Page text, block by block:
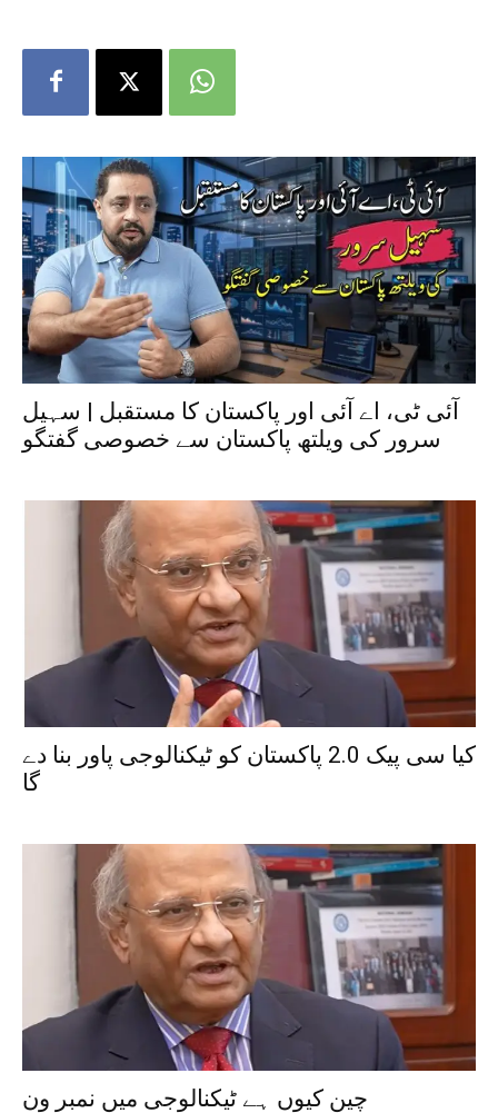
آئی ٹی، اے آئی اور پاکستان کا مستقبل | سہیل
سرور کی ویلتھ پاکستان سے خصوصی گفتگو
کیا سی پیک 2.0 پاکستان کو ٹیکنالوجی پاور بنا دے
گا
چین کیوں ہے ٹیکنالوجی میں نمبر ون